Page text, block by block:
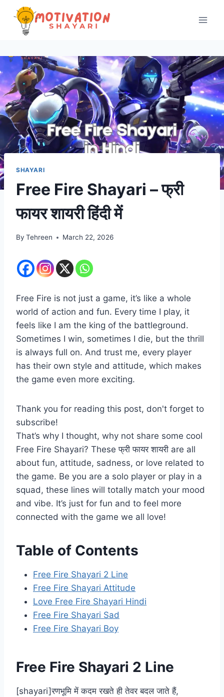
content
SHAYARI
Free Fire Shayari – फ्री
फायर शायरी हिंदी में
By Tehreen March 22, 2026
Free Fire is not just a game, it’s like a whole
world of action and fun. Every time I play, it
feels like I am the king of the battleground.
Sometimes I win, sometimes I die, but the thrill
is always full on. And trust me, every player
has their own style and attitude, which makes
the game even more exciting.
Thank you for reading this post, don't forget to
subscribe!
That’s why I thought, why not share some cool
Free Fire Shayari? These फ्री फायर शायरी are all
about fun, attitude, sadness, or love related to
the game. Be you are a solo player or play in a
squad, these lines will totally match your mood
and vibe. It’s just for fun and to feel more
connected with the game we all love!
Table of Contents
Free Fire Shayari 2 Line
Free Fire Shayari Attitude
Love Free Fire Shayari Hindi
Free Fire Shayari Sad
Free Fire Shayari Boy
Free Fire Shayari 2 Line
[shayari]रणभूमि में कदम रखते ही तेवर बदल जाते हैं,